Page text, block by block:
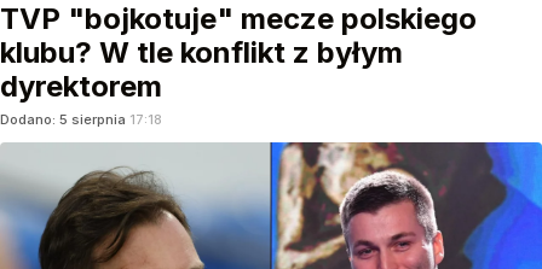
TVP "bojkotuje" mecze polskiego
klubu? W tle konflikt z byłym
dyrektorem
Dodano: 5 sierpnia 17:18